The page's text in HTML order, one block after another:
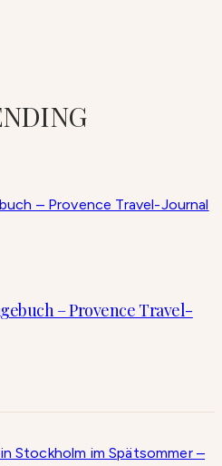
– Provence Travel-